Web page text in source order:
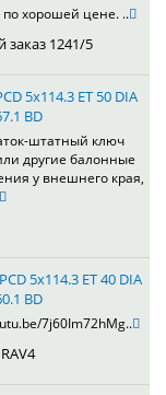
хорошей цене. ..
1241/5
5x114.3 ET 50 DIA
BD
штатный ключ
другие балонные
у внешнего края,
5x114.3 ET 40 DIA
BD
7j60Im72hMg..
RAV4